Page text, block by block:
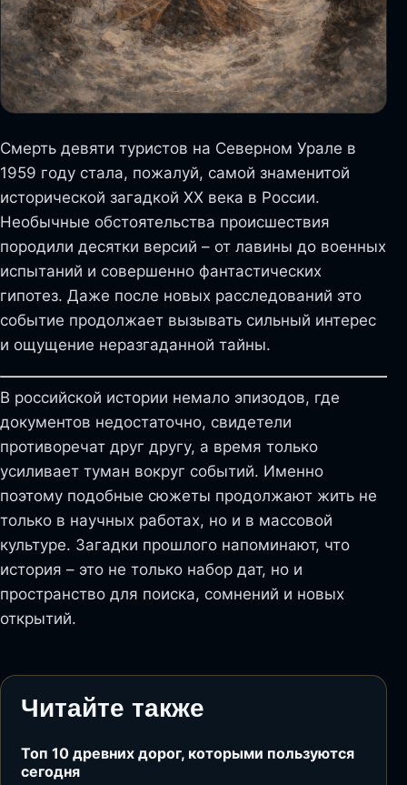
Смерть девяти туристов на Северном Урале в
1959 году стала, пожалуй, самой знаменитой
исторической загадкой XX века в России.
Необычные обстоятельства происшествия
породили десятки версий – от лавины до военных
испытаний и совершенно фантастических
гипотез. Даже после новых расследований это
событие продолжает вызывать сильный интерес
и ощущение неразгаданной тайны.
В российской истории немало эпизодов, где
документов недостаточно, свидетели
противоречат друг другу, а время только
усиливает туман вокруг событий. Именно
поэтому подобные сюжеты продолжают жить не
только в научных работах, но и в массовой
культуре. Загадки прошлого напоминают, что
история – это не только набор дат, но и
пространство для поиска, сомнений и новых
открытий.
Читайте также
Топ 10 древних дорог, которыми пользуются
сегодня